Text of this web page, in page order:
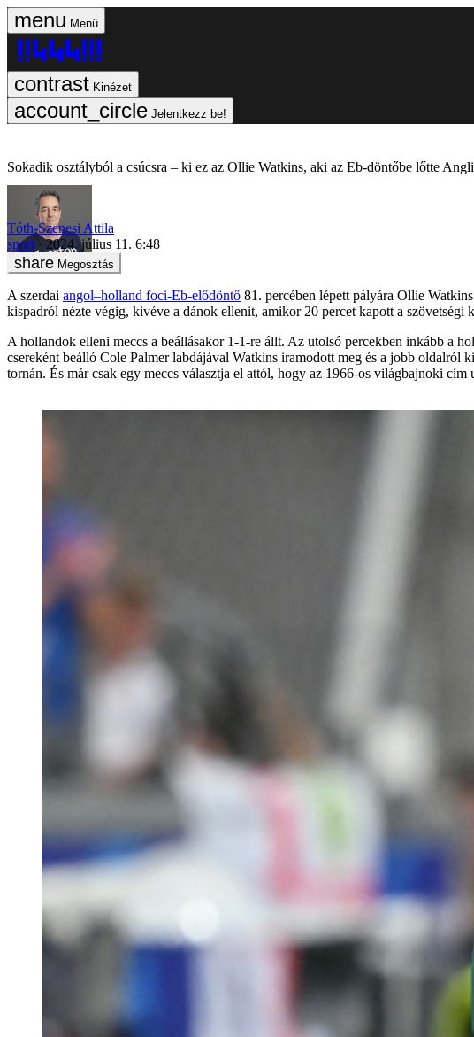
Menü
Kinézet
Jelentkezz be!
Sokadik osztályból a csúcsra – ki ez az Ollie Watkins, aki az Eb-döntőbe lőtte
Tóth-Szenesi Attila
sport
2024. július 11. 6:48
Megosztás
A szerdai angol–holland foci-Eb-elődöntő 81. percében lépett pályára Ollie
kispadról nézte végig, kivéve a dánok ellenit, amikor 20 percet kapott a szövetségi
A hollandok elleni meccs a beállásakor 1-1-re állt. Az utolsó percekben inkább a
csereként beálló Cole Palmer labdájával Watkins iramodott meg és a jobb
tornán. És már csak egy meccs választja el attól, hogy az 1966-os világbajnoki cím